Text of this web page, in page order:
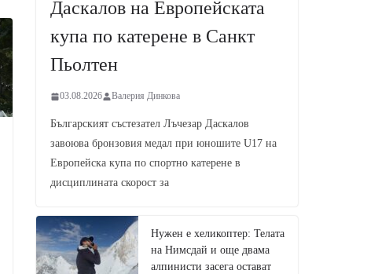
Даскалов на Европейската
купа по катерене в Санкт
Пьолтен
03.08.2026 Валерия Динкова
Българският състезател Лъчезар Даскалов
завоюва бронзовия медал при юношите U17 на
Европейска купа по спортно катерене в
дисциплината скорост за
Нужен е хеликоптер: Телата
на Нимсдай и още двама
алпинисти засега остават